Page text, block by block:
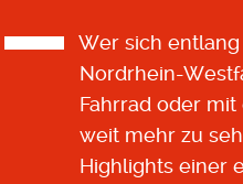
Wer sich
Nordrhein-
Fahrrad oder
weit mehr zu
Highlights einer